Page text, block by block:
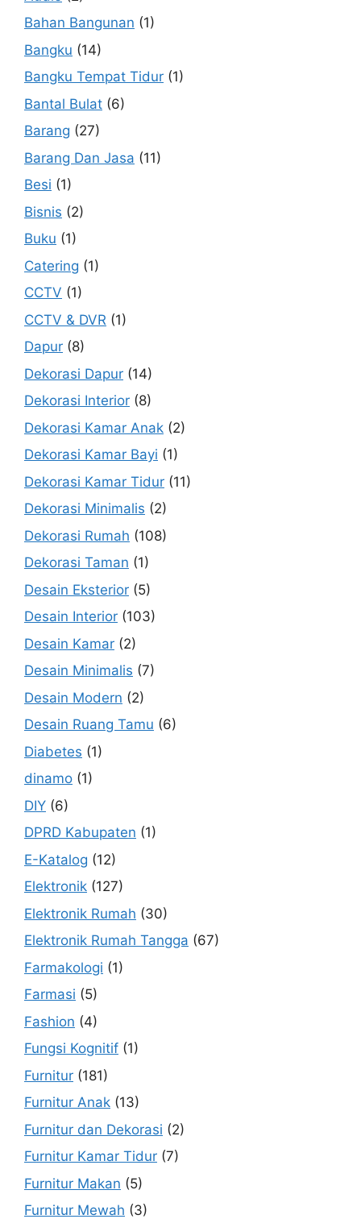
Bahan Bangunan (1)
Bangku (14)
Bangku Tempat Tidur (1)
Bantal Bulat (6)
Barang (27)
Barang Dan Jasa (11)
Besi (1)
Bisnis (2)
Buku (1)
Catering (1)
CCTV (1)
CCTV & DVR (1)
Dapur (8)
Dekorasi Dapur (14)
Dekorasi Interior (8)
Dekorasi Kamar Anak (2)
Dekorasi Kamar Bayi (1)
Dekorasi Kamar Tidur (11)
Dekorasi Minimalis (2)
Dekorasi Rumah (108)
Dekorasi Taman (1)
Desain Eksterior (5)
Desain Interior (103)
Desain Kamar (2)
Desain Minimalis (7)
Desain Modern (2)
Desain Ruang Tamu (6)
Diabetes (1)
dinamo (1)
DIY (6)
DPRD Kabupaten (1)
E-Katalog (12)
Elektronik (127)
Elektronik Rumah (30)
Elektronik Rumah Tangga (67)
Farmakologi (1)
Farmasi (5)
Fashion (4)
Fungsi Kognitif (1)
Furnitur (181)
Furnitur Anak (13)
Furnitur dan Dekorasi (2)
Furnitur Kamar Tidur (7)
Furnitur Makan (5)
Furnitur Mewah (3)